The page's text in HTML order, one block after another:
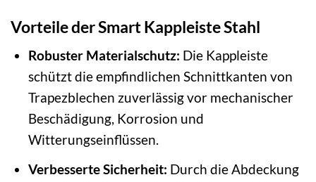
Vorteile der Smart Kappleiste Stahl
Robuster Materialschutz: Die Kappleiste
schützt die empfindlichen Schnittkanten von
Trapezblechen zuverlässig vor mechanischer
Beschädigung, Korrosion und
Witterungseinflüssen.
Verbesserte Sicherheit: Durch die Abdeckung